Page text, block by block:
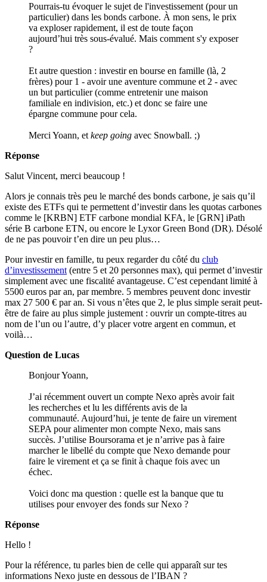
Pourrais-tu évoquer le sujet de l'investissement (pour un
particulier) dans les bonds carbone. À mon sens, le prix
va exploser rapidement, il est de toute façon
aujourd’hui très sous-évalué. Mais comment s'y exposer
?
Et autre question : investir en bourse en famille (là, 2
frères) pour 1 - avoir une aventure commune et 2 - avec
un but particulier (comme entretenir une maison
familiale en indivision, etc.) et donc se faire une
épargne commune pour cela.
Merci Yoann, et keep going avec Snowball. ;)
Réponse
Salut Vincent, merci beaucoup !
Alors je connais très peu le marché des bonds carbone, je sais qu’il
existe des ETFs qui te permettent d’investir dans les quotas carbones
comme le [KRBN] ETF carbone mondial KFA, le [GRN] iPath
série B carbone ETN, ou encore le Lyxor Green Bond (DR). Désolé
de ne pas pouvoir t’en dire un peu plus…
Pour investir en famille, tu peux regarder du côté du club
d’investissement (entre 5 et 20 personnes max), qui permet d’investir
simplement avec une fiscalité avantageuse. C’est cependant limité à
5500 euros par an, par membre. 5 membres peuvent donc investir
max 27 500 € par an. Si vous n’êtes que 2, le plus simple serait peut-
être de faire au plus simple justement : ouvrir un compte-titres au
nom de l’un ou l’autre, d’y placer votre argent en commun, et
voilà…
Question de Lucas
Bonjour Yoann,
J’ai récemment ouvert un compte Nexo après avoir fait
les recherches et lu les différents avis de la
communauté. Aujourd’hui, je tente de faire un virement
SEPA pour alimenter mon compte Nexo, mais sans
succès. J’utilise Boursorama et je n’arrive pas à faire
marcher le libellé du compte que Nexo demande pour
faire le virement et ça se finit à chaque fois avec un
échec.
Voici donc ma question : quelle est la banque que tu
utilises pour envoyer des fonds sur Nexo ?
Réponse
Hello !
Pour la référence, tu parles bien de celle qui apparaît sur tes
informations Nexo juste en dessous de l’IBAN ?